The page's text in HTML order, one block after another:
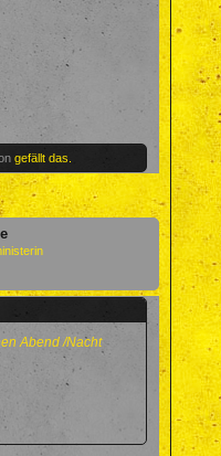
gefällt das.
Abend /Nacht